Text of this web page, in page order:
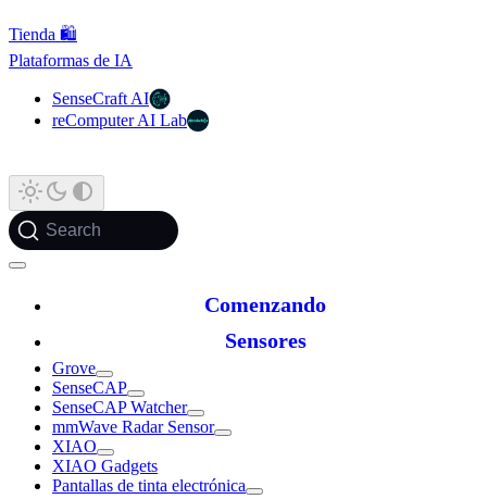
Tienda 🛍️
Plataformas de IA
SenseCraft AI
reComputer AI Lab
Search
Comenzando
Sensores
Grove
SenseCAP
SenseCAP Watcher
mmWave Radar Sensor
XIAO
XIAO Gadgets
Pantallas de tinta electrónica